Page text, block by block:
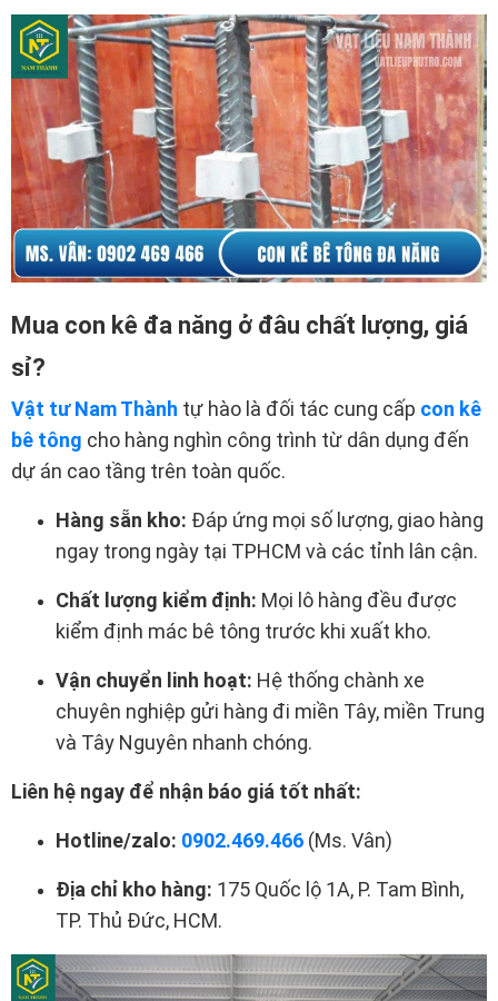
Mua con kê đa năng ở đâu chất lượng, giá
sỉ?
Vật tư Nam Thành tự hào là đối tác cung cấp con kê
bê tông cho hàng nghìn công trình từ dân dụng đến
dự án cao tầng trên toàn quốc.
Hàng sẵn kho: Đáp ứng mọi số lượng, giao hàng
ngay trong ngày tại TPHCM và các tỉnh lân cận.
Chất lượng kiểm định: Mọi lô hàng đều được
kiểm định mác bê tông trước khi xuất kho.
Vận chuyển linh hoạt: Hệ thống chành xe
chuyên nghiệp gửi hàng đi miền Tây, miền Trung
và Tây Nguyên nhanh chóng.
Liên hệ ngay để nhận báo giá tốt nhất:
Hotline/zalo: 0902.469.466 (Ms. Vân)
Địa chỉ kho hàng: 175 Quốc lộ 1A, P. Tam Bình,
TP. Thủ Đức, HCM.